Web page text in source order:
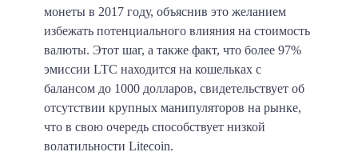
монеты в 2017 году, объяснив это желанием
избежать потенциального влияния на стоимость
валюты. Этот шаг, а также факт, что более 97%
эмиссии LTC находится на кошельках с
балансом до 1000 долларов, свидетельствует об
отсутствии крупных манипуляторов на рынке,
что в свою очередь способствует низкой
волатильности Litecoin.